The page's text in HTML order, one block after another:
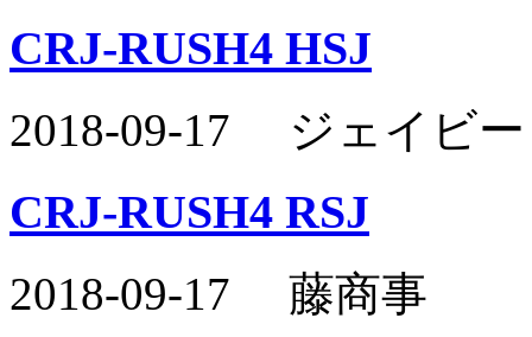
CRJ-RUSH4 HSJ
2018-09-17 ジェイビ
CRJ-RUSH4 RSJ
2018-09-17 藤商事